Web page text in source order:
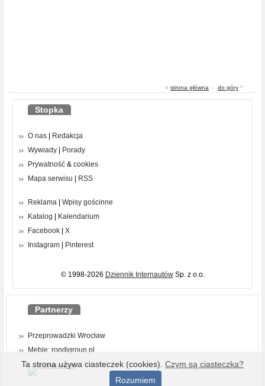
« strona główna - do góry ^
Stopka
O nas
Redakcja
Wywiady
Porady
Prywatność & cookies
Mapa serwisu
RSS
Reklama
Wpisy gościnne
Katalog
Kalendarium
Facebook
X
Instagram
Pinterest
© 1998-2026 Dziennik InternautówSp. z o.o.
Partnerzy
Przeprowadzki Wrocław
Meble: rondigroup.pl
Ta strona używa ciasteczek (cookies). Czym są ciasteczka?
Rozumiem